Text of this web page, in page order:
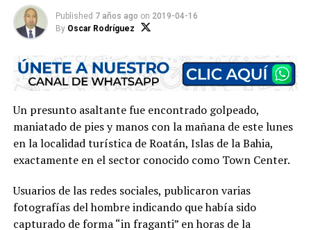
Published 7 años ago on 2019-04-16
By Oscar Rodríguez
Un presunto asaltante fue encontrado golpeado,
maniatado de pies y manos con la mañana de este lunes
en la localidad turística de Roatán, Islas de la Bahia,
exactamente en el sector conocido como Town Center.
Usuarios de las redes sociales, publicaron varias
fotografías del hombre indicando que había sido
capturado de forma “in fraganti” en horas de la